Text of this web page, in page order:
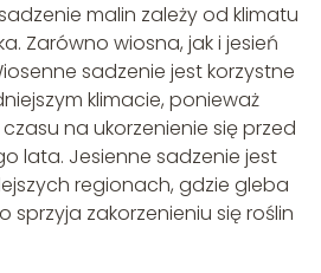
malin zależy od klimatu
Zarówno wiosna, jak i jesień
sadzenie jest korzystne
klimacie, ponieważ
na ukorzenienie się przed
lata. Jesienne sadzenie jest
regionach, gdzie gleba
sprzyja zakorzenieniu się roślin